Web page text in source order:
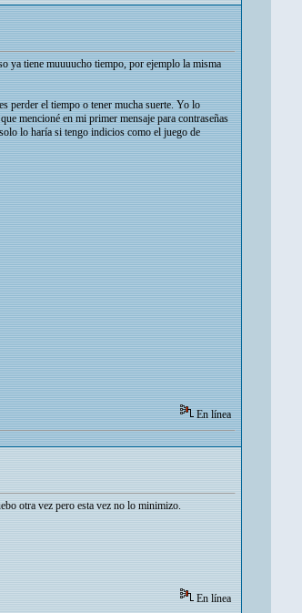
ya tiene muuuucho tiempo, por ejemplo la misma
perder el tiempo o tener mucha suerte. Yo lo
mencioné en mi primer mensaje para contraseñas
lo haría si tengo indicios como el juego de
En línea
otra vez pero esta vez no lo minimizo.
En línea